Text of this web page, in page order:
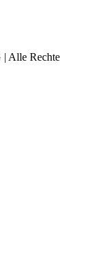
| Alle Rechte